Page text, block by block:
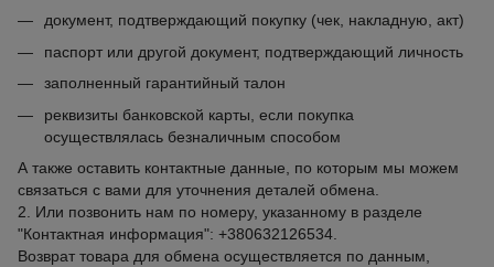
документ, подтверждающий покупку (чек, накладную, акт)
паспорт или другой документ, подтверждающий личность
заполненный гарантийный талон
реквизиты банковской карты, если покупка
осуществлялась безналичным способом
А также оставить контактные данные, по которым мы можем
связаться с вами для уточнения деталей обмена.
2. Или позвонить нам по номеру, указанному в разделе
"Контактная информация": +380632126534.
Возврат товара для обмена осуществляется по данным,